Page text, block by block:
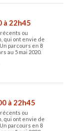
à 22h45
ou
qui ont envie de
parcours en 8
au 5 mai 2020.
à 22h45
ou
qui ont envie de
parcours en 8